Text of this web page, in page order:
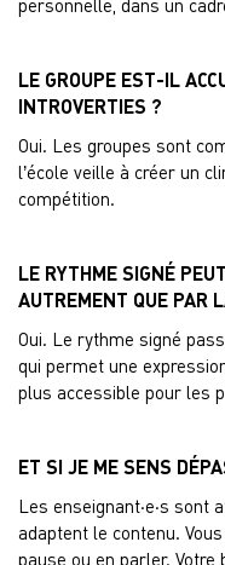
personnelle, dans un
LE GROUPE EST-IL
INTROVERTIES ?
Oui. Les groupes sont
l’école veille à créer un
compétition.
LE RYTHME SIGNÉ
AUTREMENT QUE PAR
Oui. Le rythme signé
qui permet une
plus accessible pour les
ET SI JE ME SENS
Les enseignant·e·s sont
adaptent le contenu.
pause ou en parler.